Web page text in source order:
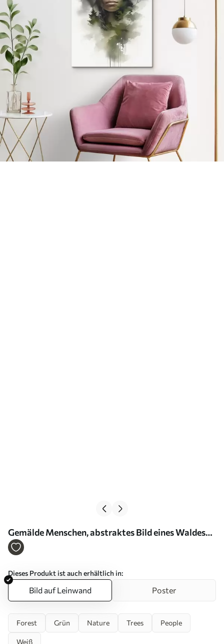
Gemälde Menschen, abstraktes Bild eines Waldes
Art. s43259
Dieses Produkt ist auch erhältlich in:
Bild auf Leinwand Poster
Forest Grün Nature Trees People
Weiß